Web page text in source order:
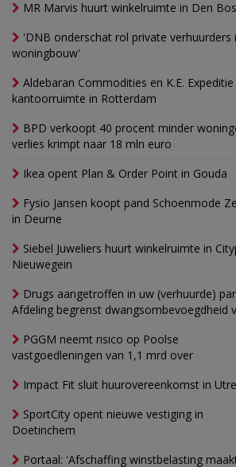
MR Marvis huurt winkelruimte in Den
'DNB onderschat rol private verhuurders
woningbouw'
Aldebaran Commodities en K.E.
kantoorruimte in Rotterdam
BPD verkoopt 40 procent minder
verlies krimpt naar 18 mln euro
Ikea opent Plan & Order Point in Gouda
Fysio Jansen koopt pand Schoenmode
in Deurne
Siebel Juweliers huurt winkelruimte in
Nieuwegein
Drugs aangetroffen in uw (verhuurde)
Afdeling begrenst dwangsombevoegdheid
PGGM neemt risico op Poolse
vastgoedleningen van 1,1 mrd over
Impact Fit sluit huurovereenkomst in
SportCity opent nieuwe vestiging in
Doetinchem
Portaal: 'Afschaffing winstbelasting